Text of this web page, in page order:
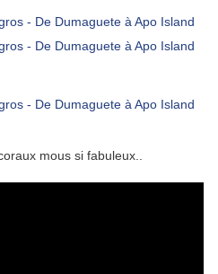
mous si fabuleux..